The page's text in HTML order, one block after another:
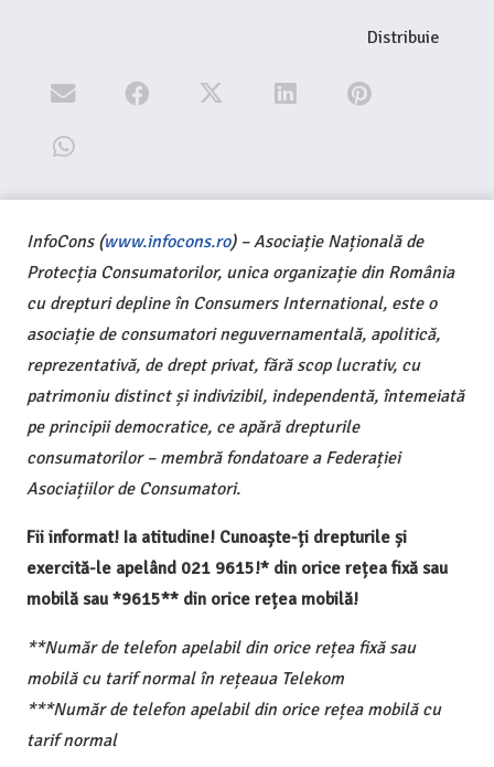
Distribuie
InfoCons (www.infocons.ro) – Asociație Națională de
Protecția Consumatorilor, unica organizație din România
cu drepturi depline în Consumers International, este o
asociație de consumatori neguvernamentală, apolitică,
reprezentativă, de drept privat, fără scop lucrativ, cu
patrimoniu distinct și indivizibil, independentă, întemeiată
pe principii democratice, ce apără drepturile
consumatorilor – membră fondatoare a Federației
Asociațiilor de Consumatori.
Fii informat! Ia atitudine! Cunoaște-ți drepturile și
exercită-le apelând 021 9615!* din orice rețea fixă sau
mobilă sau *9615** din orice rețea mobilă!
**Număr de telefon apelabil din orice rețea fixă sau
mobilă cu tarif normal în rețeaua Telekom
***Număr de telefon apelabil din orice rețea mobilă cu
tarif normal